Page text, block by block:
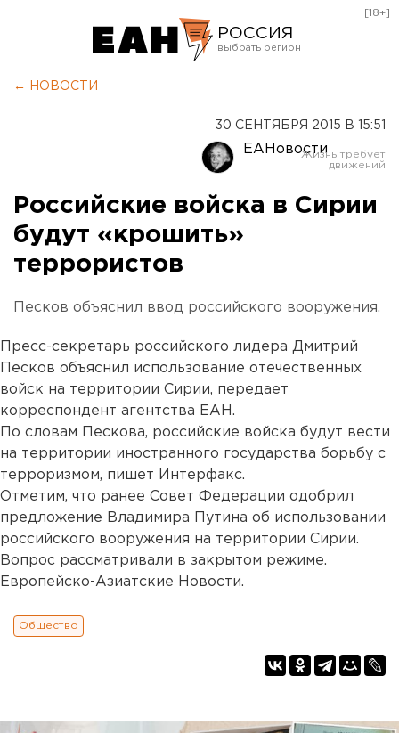
РОССИЯ
Оренбург
[18+]
← НОВОСТИ
30 СЕНТЯБРЯ 2015 В 15:51
ЕАНовости
Российские войска в Сирии
будут «крошить»
террористов
Песков объяснил ввод российского вооружения.
Пресс-секретарь российского лидера Дмитрий
Песков объяснил использование отечественных
войск на территории Сирии, передает
корреспондент агентства ЕАН.
По словам Пескова, российские войска будут вести
на территории иностранного государства борьбу с
терроризмом, пишет Интерфакс.
Отметим, что ранее Совет Федерации одобрил
предложение Владимира Путина об использовании
российского вооружения на территории Сирии.
Вопрос рассматривали в закрытом режиме.
Европейско-Азиатские Новости.
Общество